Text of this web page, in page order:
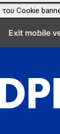
του Cookie
Exit mobile